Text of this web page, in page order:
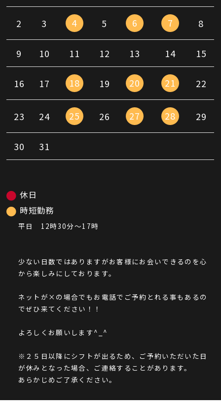
2 3 4 5 6 7 8
9 10 11 12 13 14 15
16 17 18 19 20 21 22
23 24 25 26 27 28 29
30 31
休日
時短勤務
平日 12時30分〜17時
少ない日数ではありますがお客様にお会いできるのを心
から楽しみにしております。
ネットが×の場合でもお電話でご予約とれる事もあるの
でぜひ来てください！！
よろしくお願いします^_^
※２５日以降にシフトが出るため、ご予約いただいた日
が休みとなった場合、ご連絡することがあります。
あらかじめご了承ください。